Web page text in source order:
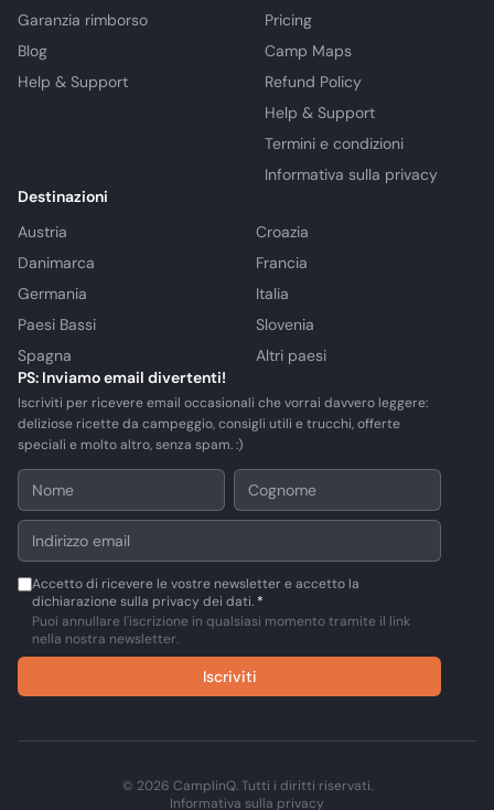
Garanzia rimborso
Blog
Help & Support
Pricing
Camp Maps
Refund Policy
Help & Support
Termini e condizioni
Informativa sulla privacy
Destinazioni
Austria
Croazia
Danimarca
Francia
Germania
Italia
Paesi Bassi
Slovenia
Spagna
Altri paesi
PS: Inviamo email divertenti!
Iscriviti per ricevere email occasionali che vorrai davvero leggere:
deliziose ricette da campeggio, consigli utili e trucchi, offerte
speciali e molto altro, senza spam. :)
Accetto di ricevere le vostre newsletter e accetto la
dichiarazione sulla privacy dei dati. *
Puoi annullare l'iscrizione in qualsiasi momento tramite il link
nella nostra newsletter.
Iscriviti
© 2026 CamplinQ. Tutti i diritti riservati.
Informativa sulla privacy